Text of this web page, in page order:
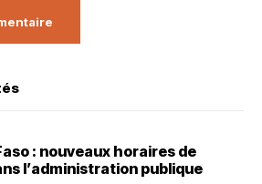
: nouveaux horaires de
l’administration publique